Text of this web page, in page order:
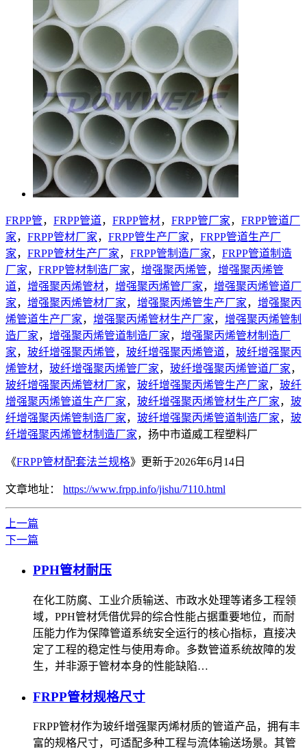
FRPP管， FRPP管道， FRPP管材， FRPP管厂家， FRPP管道厂
家， FRPP管材厂家， FRPP管生产厂家， FRPP管道生产厂
家， FRPP管材生产厂家， FRPP管制造厂家， FRPP管道制造
厂家， FRPP管材制造厂家， 增强聚丙烯管， 增强聚丙烯管
道， 增强聚丙烯管材， 增强聚丙烯管厂家， 增强聚丙烯管道厂
家， 增强聚丙烯管材厂家， 增强聚丙烯管生产厂家， 增强聚丙
烯管道生产厂家， 增强聚丙烯管材生产厂家， 增强聚丙烯管制
造厂家， 增强聚丙烯管道制造厂家， 增强聚丙烯管材制造厂
家， 玻纤增强聚丙烯管， 玻纤增强聚丙烯管道， 玻纤增强聚丙
烯管材， 玻纤增强聚丙烯管厂家， 玻纤增强聚丙烯管道厂家，
玻纤增强聚丙烯管材厂家， 玻纤增强聚丙烯管生产厂家， 玻纤
增强聚丙烯管道生产厂家， 玻纤增强聚丙烯管材生产厂家， 玻
纤增强聚丙烯管制造厂家， 玻纤增强聚丙烯管道制造厂家， 玻
纤增强聚丙烯管材制造厂家，扬中市道威工程塑料厂
《FRPP管材配套法兰规格》更新于2026年6月14日
文章地址： https://www.frpp.info/jishu/7110.html
上一篇
下一篇
PPH管材耐压
在化工防腐、工业介质输送、市政水处理等诸多工程领
域，PPH管材凭借优异的综合性能占据重要地位，而耐
压能力作为保障管道系统安全运行的核心指标，直接决
定了工程的稳定性与使用寿命。多数管道系统故障的发
生，并非源于管材本身的性能缺陷…
FRPP管材规格尺寸
FRPP管材作为玻纤增强聚丙烯材质的管道产品，拥有丰
富的规格尺寸，可适配多种工程与流体输送场景。其管